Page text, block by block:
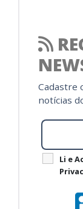
Cadastre
notícias
Li e